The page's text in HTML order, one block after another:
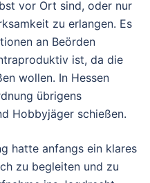
vor Ort sind, oder nur
zu erlangen. Es
an Beörden
ist, da die
wollen. In Hessen
übrigens
Hobbyjäger schießen.
hatte anfangs ein klares
zu begleiten und zu